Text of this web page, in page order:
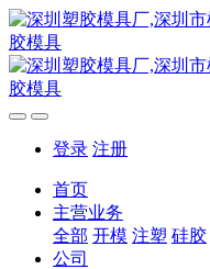
登录 注册
首页
主营业务
全部 开模 注塑 硅胶
公司